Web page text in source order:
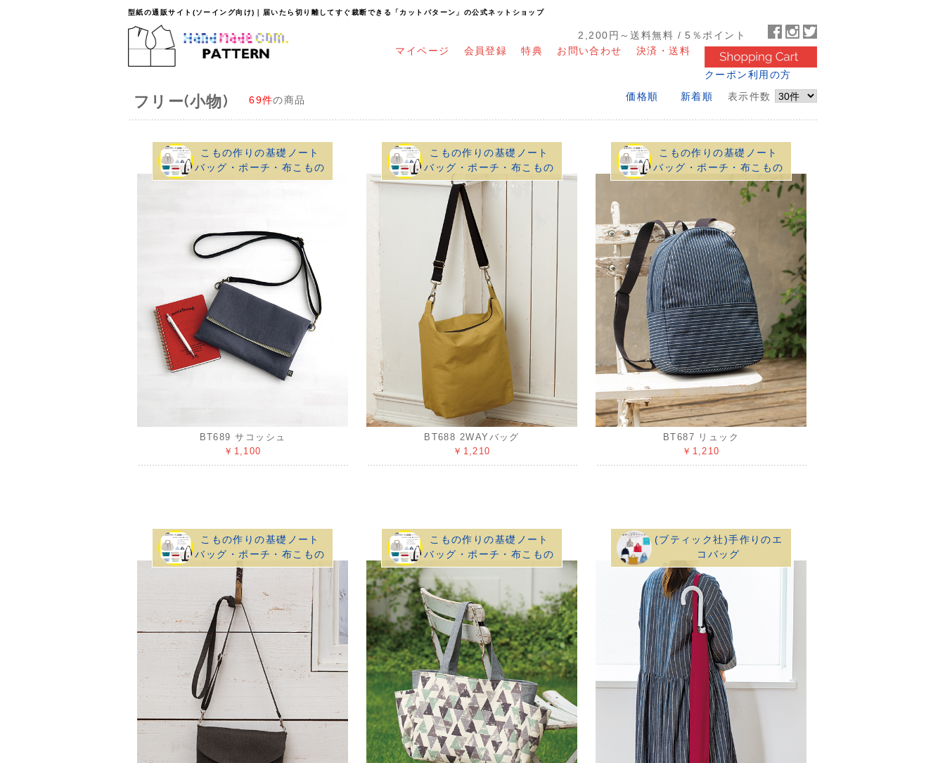
型紙の通販サイト(ソーイング向け)｜届いたら切り離してすぐ裁断できる「カットパターン」の公式ネットショップ
2,200円～送料無料 / 5％ポイント
マイページ 会員登録 特典 お問い合わせ 決済・送料
クーポン利用の方
フリー(小物) 69件の商品 価格順 新着順 表示件数
こもの作りの基礎ノート
バッグ・ポーチ・布こもの
BT689 サコッシュ
￥1,100
こもの作りの基礎ノート
バッグ・ポーチ・布こもの
BT688 2WAYバッグ
￥1,210
こもの作りの基礎ノート
バッグ・ポーチ・布こもの
BT687 リュック
￥1,210
こもの作りの基礎ノート
バッグ・ポーチ・布こもの
こもの作りの基礎ノート
バッグ・ポーチ・布こもの
(ブティック社)手作りのエ
コバッグ